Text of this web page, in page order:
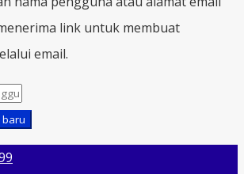
link untuk membuat
email.